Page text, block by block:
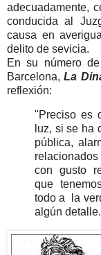
adecuadamente,
conducida al
causa en
delito de sevicia.
En su número
Barcelona,La
reflexión:
"Preciso es
luz, si se ha
pública,
con gusto
que
todo a la
algún